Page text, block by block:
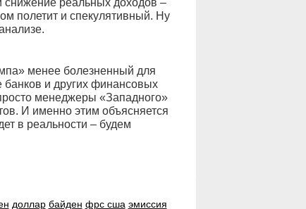
полетит и спекулятивный. Ну
менее болезненный для
и других финансовых
менеджеры «Западного»
И именно этим объясняется
в реальности – будем
доллар байден фрс сша эмиссия